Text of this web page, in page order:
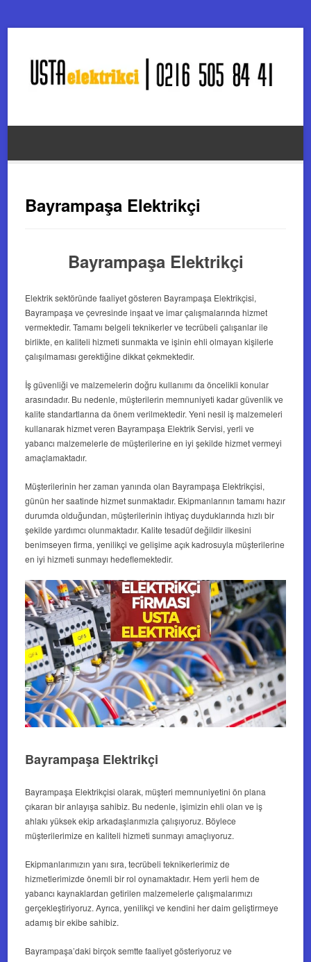
Bayrampaşa Elektrikçi
Bayrampaşa Elektrikçi
Elektrik sektöründe faaliyet gösteren Bayrampaşa Elektrikçisi,
Bayrampaşa ve çevresinde inşaat ve imar çalışmalarında hizmet
vermektedir. Tamamı belgeli teknikerler ve tecrübeli çalışanlar ile
birlikte, en kaliteli hizmeti sunmakta ve işinin ehli olmayan kişilerle
çalışılmaması gerektiğine dikkat çekmektedir.
İş güvenliği ve malzemelerin doğru kullanımı da öncelikli konular
arasındadır. Bu nedenle, müşterilerin memnuniyeti kadar güvenlik ve
kalite standartlarına da önem verilmektedir. Yeni nesil iş malzemeleri
kullanarak hizmet veren Bayrampaşa Elektrik Servisi, yerli ve
yabancı malzemelerle de müşterilerine en iyi şekilde hizmet vermeyi
amaçlamaktadır.
Müşterilerinin her zaman yanında olan Bayrampaşa Elektrikçisi,
günün her saatinde hizmet sunmaktadır. Ekipmanlarının tamamı hazır
durumda olduğundan, müşterilerinin ihtiyaç duyduklarında hızlı bir
şekilde yardımcı olunmaktadır. Kalite tesadüf değildir ilkesini
benimseyen firma, yenilikçi ve gelişime açık kadrosuyla müşterilerine
en iyi hizmeti sunmayı hedeflemektedir.
Bayrampaşa Elektrikçi
Bayrampaşa Elektrikçisi olarak, müşteri memnuniyetini ön plana
çıkaran bir anlayışa sahibiz. Bu nedenle, işimizin ehli olan ve iş
ahlakı yüksek ekip arkadaşlarımızla çalışıyoruz. Böylece
müşterilerimize en kaliteli hizmeti sunmayı amaçlıyoruz.
Ekipmanlarımızın yanı sıra, tecrübeli teknikerlerimiz de
hizmetlerimizde önemli bir rol oynamaktadır. Hem yerli hem de
yabancı kaynaklardan getirilen malzemelerle çalışmalarımızı
gerçekleştiriyoruz. Ayrıca, yenilikçi ve kendini her daim geliştirmeye
adamış bir ekibe sahibiz.
Bayrampaşa’daki birçok semtte faaliyet gösteriyoruz ve